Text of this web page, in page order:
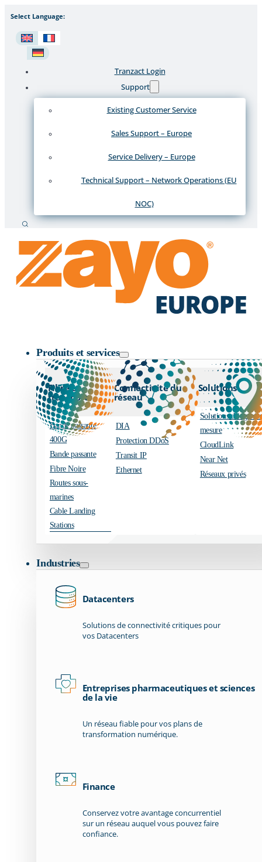
Select Language:
Tranzact Login
Support
Existing Customer Service
Sales Support – Europe
Service Delivery – Europe
Technical Support – Network Operations (EU
NOC)
Recherche
Produits et services
Fibre et
transport
Bande passante
400G
Bande passante
Fibre Noire
Routes sous-
marines
Cable Landing
Stations
Connectivité du
réseau
DIA
Protection DDoS
Transit IP
Ethernet
Solutions
Solutions
mesure
CloudLink
Near Net
Réseaux privés
Industries
Datacenters
Solutions de connectivité critiques pour
vos Datacenters
Entreprises pharmaceutiques et sciences
de la vie
Un réseau fiable pour vos plans de
transformation numérique.
Finance
Conservez votre avantage concurrentiel
sur un réseau auquel vous pouvez faire
confiance.